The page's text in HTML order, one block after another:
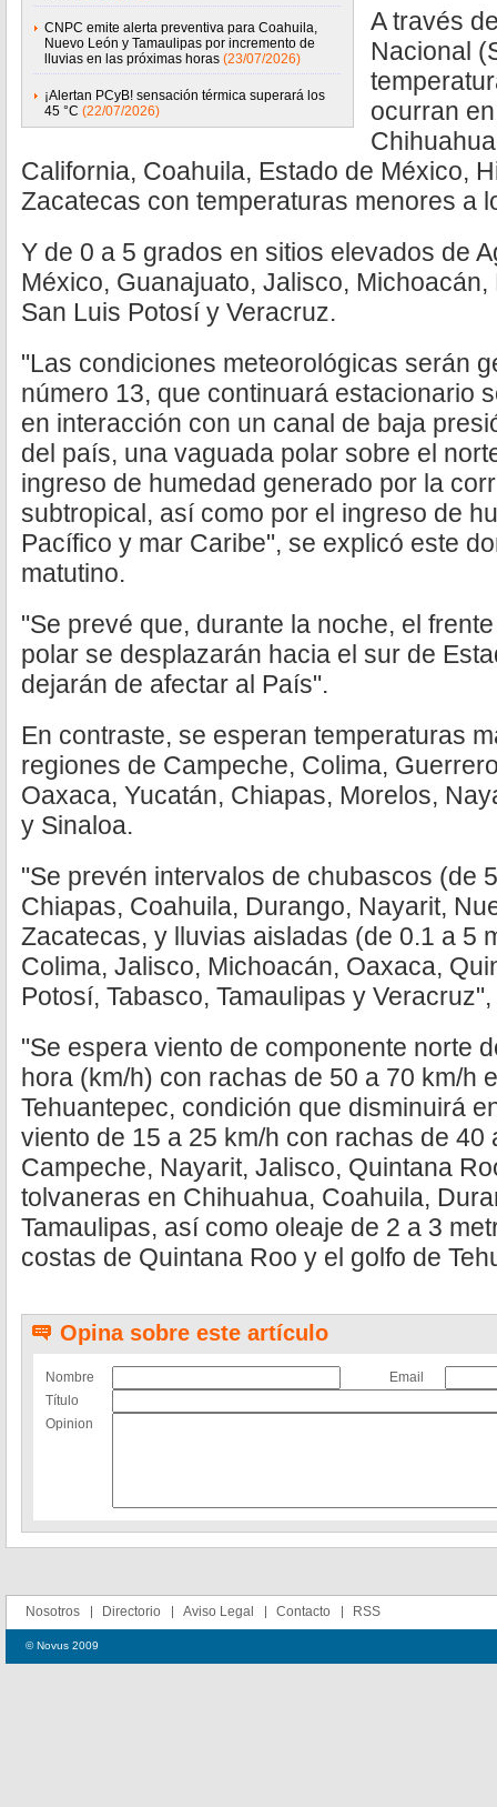
CNPC emite alerta preventiva para Coahuila,
Nuevo León y Tamaulipas por incremento de
lluvias en las próximas horas (23/07/2026)
¡Alertan PCyB! sensación térmica superará los
45 °C (22/07/2026)
A través
Nacional
ocurran
California, Coahuila, Estado de México,
Zacatecas con temperaturas menores a
Y de 0 a 5 grados en sitios elevados de
México, Guanajuato, Jalisco,
San Luis Potosí y Veracruz.
"Las condiciones meteorológicas serán
número 13, que continuará estacionario
en interacción con un canal de baja
del país, una vaguada polar sobre el
ingreso de humedad generado por la
subtropical, así como por el ingreso de
Pacífico y mar Caribe", se explicó este
matutino.
"Se prevé que, durante la noche, el
polar se desplazarán hacia el sur de
dejarán de afectar al País".
En contraste, se esperan temperaturas
regiones de Campeche, Colima,
Oaxaca, Yucatán, Chiapas, Morelos,
y Sinaloa.
"Se prevén intervalos de chubascos (de
Chiapas, Coahuila, Durango, Nayarit,
Zacatecas, y lluvias aisladas (de 0.1 a 5
Colima, Jalisco, Michoacán, Oaxaca,
Potosí, Tabasco, Tamaulipas y
"Se espera viento de componente norte
hora (km/h) con rachas de 50 a 70 km/h
Tehuantepec, condición que disminuirá
viento de 15 a 25 km/h con rachas de 40
Campeche, Nayarit, Jalisco, Quintana
tolvaneras en Chihuahua, Coahuila,
Tamaulipas, así como oleaje de 2 a 3
costas de Quintana Roo y el golfo de
Opina sobre este artículo
Nombre
Email
Título
Opinion
Nosotros Directorio Aviso Legal Contacto RSS
© Novus 2009